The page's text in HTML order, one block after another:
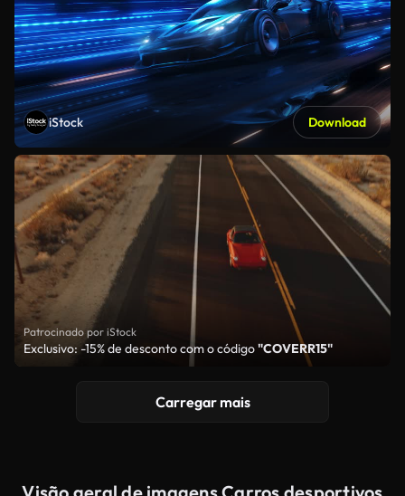
iStock Download
Patrocinado por iStock
Exclusivo: -15% de desconto com o código"COVERR15"
Carregar mais